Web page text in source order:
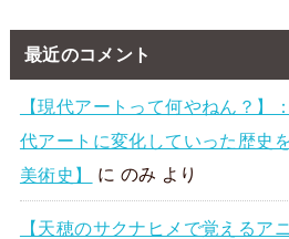
最近のコメント
【現代アートって何やねん？】
代アートに変化していった歴史
美術史】
に のみ より
【天穂のサクナヒメで覚えるア